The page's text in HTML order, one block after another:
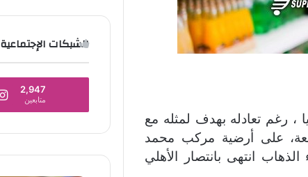
، رغم تعادله بهدف لمثله مع
على أرضية مركب محمد
انتهى بانتصار الأهلي
الشبكات الإجتماعية
2,947
متابعين